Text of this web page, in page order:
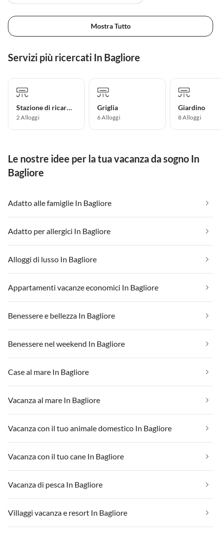
Mostra Tutto
Servizi più ricercati In Bagliore
Stazione di ricarica per auto elettriche
2 Alloggi
Griglia
6 Alloggi
Giardino
8 Alloggi
Le nostre idee per la tua vacanza da sogno In
Bagliore
Adatto alle famiglie In Bagliore
Adatto per allergici In Bagliore
Alloggi di lusso In Bagliore
Appartamenti vacanze economici In Bagliore
Benessere e bellezza In Bagliore
Benessere nel weekend In Bagliore
Case al mare In Bagliore
Vacanza al mare In Bagliore
Vacanza con il tuo animale domestico In Bagliore
Vacanza con il tuo cane In Bagliore
Vacanza di pesca In Bagliore
Villaggi vacanza e resort In Bagliore